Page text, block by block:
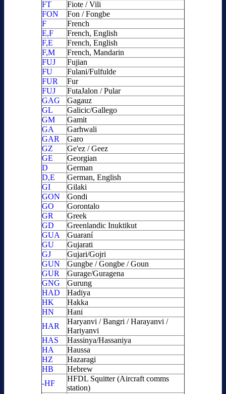
FT
Fiote / Vili
FON
Fon / Fongbe
F
French
E,F
French, English
F,E
French, English
F,M
French, Mandarin
FUJ
Fujian
FU
Fulani/Fulfulde
FUR
Fur
FUJ
FutaJalon / Pular
GAG
Gagauz
GL
Galicic/Gallego
GM
Gamit
GA
Garhwali
GAR
Garo
GZ
Ge'ez / Geez
GE
Georgian
D
German
D,E
German, English
GI
Gilaki
GON
Gondi
GO
Gorontalo
GR
Greek
GD
Greenlandic Inuktikut
GUA
Guaraní
GU
Gujarati
GJ
Gujari/Gojri
GUN
Gungbe / Gongbe / Goun
GUR
Gurage/Guragena
GNG
Gurung
HAD
Hadiya
HK
Hakka
HN
Hani
HAR
Haryanvi / Bangri / Harayanvi /
Hariyanvi
HAS
Hassinya/Hassaniya
HA
Haussa
HZ
Hazaragi
HB
Hebrew
-HF
HFDL Squitter (Aircraft comms
station)